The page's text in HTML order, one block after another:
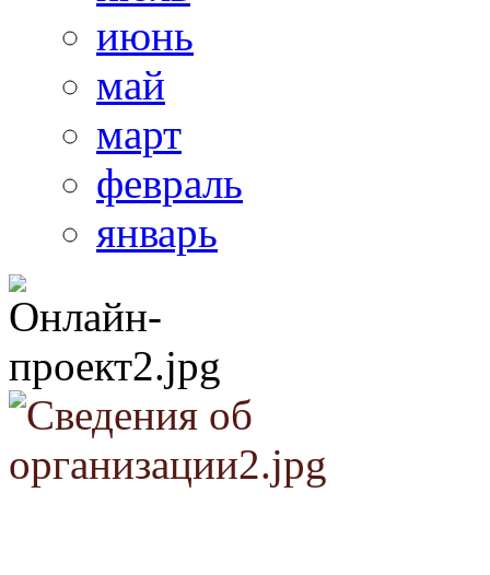
июнь
май
март
февраль
январь